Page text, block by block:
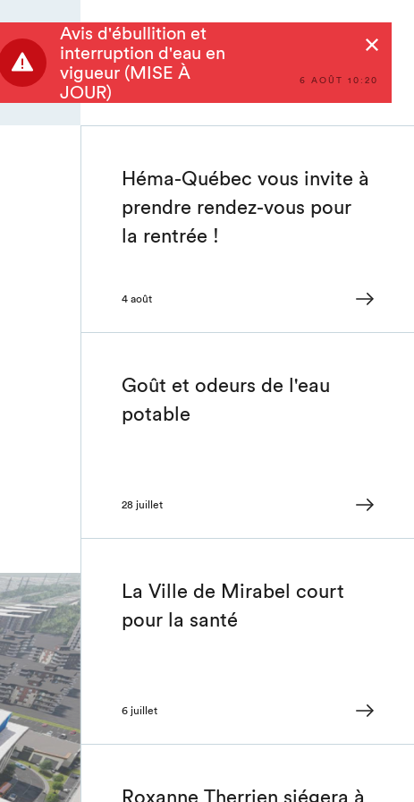
6 AOÛT 10:20
Avis d'ébullition et
interruption d'eau en
vigueur (MISE À
JOUR)
Héma-Québec vous invite à
prendre rendez-vous pour
la rentrée !
4 août
Goût et odeurs de l'eau
potable
28 juillet
La Ville de Mirabel court
pour la santé
6 juillet
Roxanne Therrien siégera à